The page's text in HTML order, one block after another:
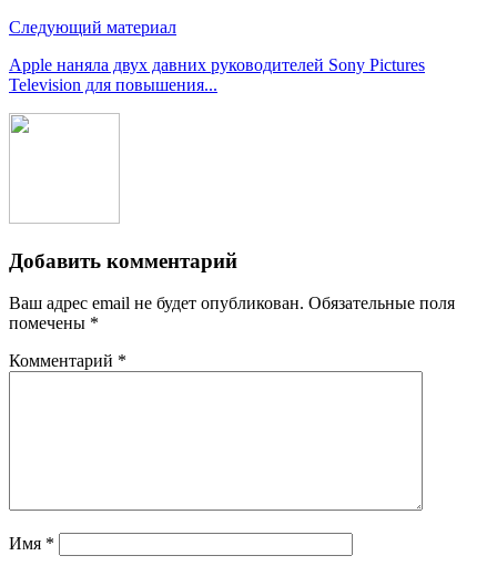
Следующий материал
Apple наняла двух давних руководителей Sony Pictures
Television для повышения...
Добавить комментарий
Ваш адрес email не будет опубликован. Обязательные поля
помечены *
Комментарий *
Имя *